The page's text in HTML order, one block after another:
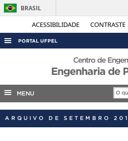
ACESSIBILIDADE CONTRASTE
BRASIL
PORTAL UFPEL
ACESSO À INFORMAÇÃO
COBALTO
Centro de
Engenharia de
MENU
ARQUIVO DE SETEMBRO